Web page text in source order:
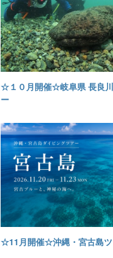
☆１０月開催☆岐阜県 長良
ー
☆11月開催☆沖縄・宮古島